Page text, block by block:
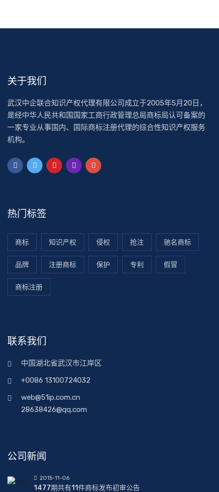
关于我们
武汉中企联合知识产权代理有限公司成立于2005年5月20日，
是经中华人民共和国国家工商行政管理总局商标局认可备案的
一家专业从事国内、国际商标注册代理的综合性知识产权服务
机构。
热门标签
商标 知识产权 侵权 抢注 驰名商标
品牌 注册商标 保护 专利 假冒
商标注册
联系我们
中国湖北省武汉市江岸区
+0086 13100724032
web@51ip.com.cn
28638426@qq.com
公司新闻
2015-11-06
1477期共有11件商标发布初审公告